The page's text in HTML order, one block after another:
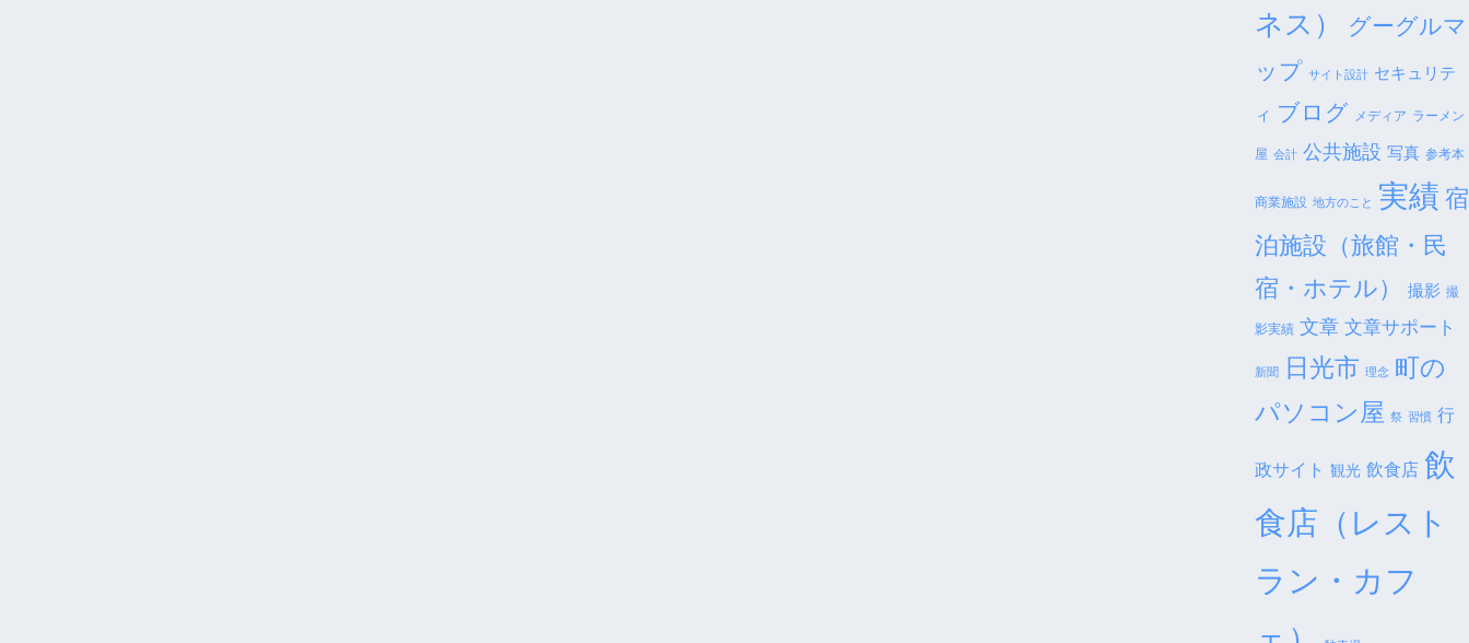
ネス）
グーグルマ
ップ サイト設計 セキュリテ
ィ ブログ メディア ラーメン
屋 会計 公共施設 写真 参考本
商業施設 地方のこと 実績 宿
泊施設（旅館・民
宿・ホテル）
撮影 撮
影実績 文章 文章サポート
新聞 日光市 理念 町の
パソコン屋 祭 習慣 行
政サイト 観光 飲食店 飲
食店（レスト
ラン・カフ